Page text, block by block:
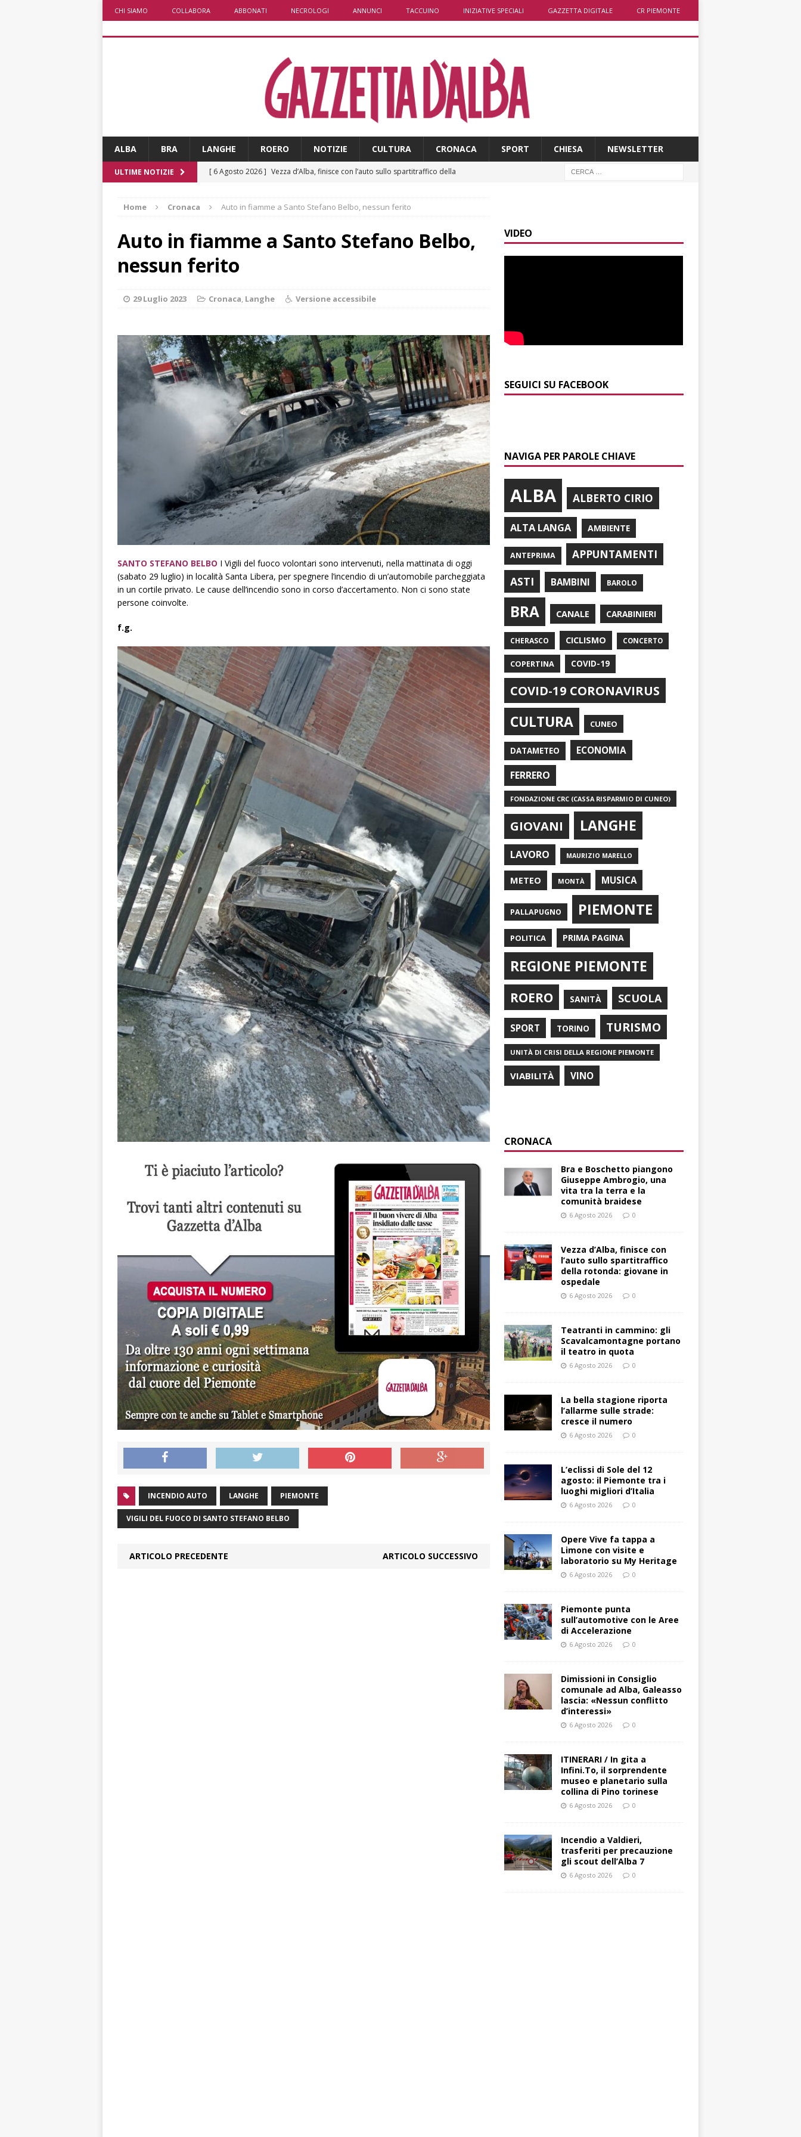
CHI SIAMO COLLABORA ABBONATI NECROLOGI ANNUNCI TACCUINO INIZIATIVE SPECIALI GAZZETTA DIGITALE CR PIEMONTE
ALBA BRA LANGHE ROERO NOTIZIE CULTURA CRONACA SPORT CHIESA NEWSLETTER
ULTIME NOTIZIE [ 6 Agosto 2026 ] Vezza d’Alba, finisce con l’auto sullo spartitraffico della
[ 6 Agosto 2026 ] La bella stagione riporta l’allarme sulle strade: cresce il
Piemonte punta sull’automotive con le Aree di Accelerazione
ALTRE NOTIZIE
[ 6 Agosto 2026 ] ITINERARI / In gita a Infini.To, il sorprendente museo e
planetario sulla collina di Pino torinese
ALBA
[ 6 Agosto 2026 ] Incendio a Valdieri, trasferiti per precauzione gli scout
dell’Alba 7
ALBA
[ 6 Agosto 2026 ] Palio di Asti, Andrea Calamassi confermato mossiere per
l’edizione 2026
ALTRE NOTIZIE
[ 6 Agosto 2026 ]
Bra e Boschetto piangono Giuseppe Ambrogio, una vita tra la
terra e la comunità braidese
BRA
Home Cronaca Auto in fiamme a Santo Stefano Belbo, nessun ferito
Auto in fiamme a Santo Stefano Belbo,
nessun ferito
29 Luglio 2023 Cronaca, Langhe Versione accessibile
SANTO STEFANO BELBO I Vigili del fuoco volontari sono intervenuti, nella mattinata di oggi
(sabato 29 luglio) in località Santa Libera, per spegnere l’incendio di un’automobile parcheggiata
in un cortile privato. Le cause dell’incendio sono in corso d’accertamento. Non ci sono state
persone coinvolte.
f.g.
INCENDIO AUTO LANGHE PIEMONTE
VIGILI DEL FUOCO DI SANTO STEFANO BELBO
ARTICOLO PRECEDENTE ARTICOLO SUCCESSIVO
VIDEO
SEGUICI SU FACEBOOK
NAVIGA PER PAROLE CHIAVE
ALBA ALBERTO CIRIO
ALTA LANGA AMBIENTE
ANTEPRIMA
APPUNTAMENTI
ASTI
BAMBINI BAROLO
BRA CANALE CARABINIERI
CHERASCO CICLISMO CONCERTO
COPERTINA COVID-19
COVID-19 CORONAVIRUS
CULTURA CUNEO
DATAMETEO ECONOMIA
FERRERO
FONDAZIONE CRC (CASSA RISPARMIO DI CUNEO)
GIOVANI LANGHE
LAVORO MAURIZIO MARELLO
METEO MONTÀ MUSICA
PALLAPUGNO PIEMONTE
POLITICA PRIMA PAGINA
REGIONE PIEMONTE
ROERO SANITÀ SCUOLA
SPORT TORINO TURISMO
UNITÀ DI CRISI DELLA REGIONE PIEMONTE
VIABILITÀ VINO
CRONACA
Bra e Boschetto piangono
Giuseppe Ambrogio, una
vita tra la terra e la
comunità braidese
6 Agosto 2026 0
Vezza d’Alba, finisce con
l’auto sullo spartitraffico
della rotonda: giovane in
ospedale
6 Agosto 2026 0
Teatranti in cammino: gli
Scavalcamontagne portano
il teatro in quota
6 Agosto 2026 0
La bella stagione riporta
l’allarme sulle strade:
cresce il numero
6 Agosto 2026 0
L’eclissi di Sole del 12
agosto: il Piemonte tra i
luoghi migliori d’Italia
6 Agosto 2026 0
Opere Vive fa tappa a
Limone con visite e
laboratorio su My Heritage
6 Agosto 2026 0
Piemonte punta
sull’automotive con le Aree
di Accelerazione
6 Agosto 2026 0
Dimissioni in Consiglio
comunale ad Alba, Galeasso
lascia: «Nessun conflitto
d’interessi»
6 Agosto 2026 0
ITINERARI / In gita a
Infini.To, il sorprendente
museo e planetario sulla
collina di Pino torinese
6 Agosto 2026 0
Incendio a Valdieri,
trasferiti per precauzione
gli scout dell’Alba 7
6 Agosto 2026 0